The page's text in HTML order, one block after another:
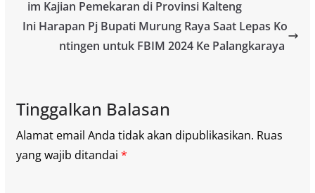
im Kajian Pemekaran di Provinsi Kalteng
Ini Harapan Pj Bupati Murung Raya Saat Lepas Ko
ntingen untuk FBIM 2024 Ke Palangkaraya
Tinggalkan Balasan
Alamat email Anda tidak akan dipublikasikan. Ruas
yang wajib ditandai *